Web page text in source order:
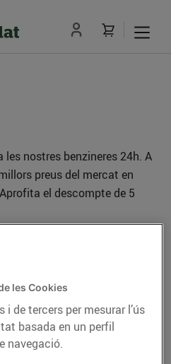
nostres benzineres 24h. A
preus del mercat en
el descompte de 5
Reus
les Cookies
de tercers per mesurar l’ús
basada en un perfil
navegació.